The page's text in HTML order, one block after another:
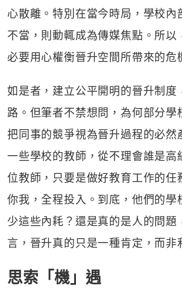
心散離。特別在當今時局，學校內
不當，則動輒成為傳媒焦點。所以
必要用心權衡晉升空間所帶來的危
如是者，建立公平開明的晉升制度
路。但筆者不禁想問，為何部分學
把同事的競爭視為晉升過程的必然
一些學校的教師，從不理會誰是高
位教師，只要是做好教育工作的任
你我，全程投入。到底，他們的學
少這些內耗？還是真的是人的問題
言，晉升真的只是一種肯定，而非
思索「機」遇